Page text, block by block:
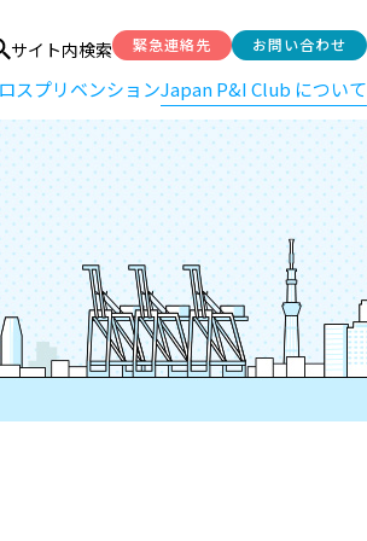
サイト内検索 緊急連絡先 お問い合わせ
ロスプリベンションJapan P&I Club について